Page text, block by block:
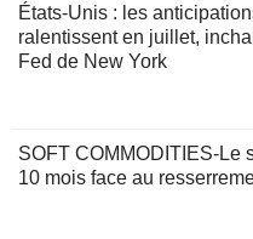
États-Unis : les
ralentissent en juillet,
Fed de New York
SOFT COMMODITIES-Le
10 mois face au